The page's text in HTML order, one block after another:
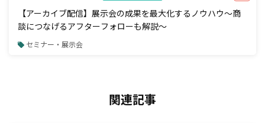
【アーカイブ配信】展示会の成果を最大化するノウハウ～商
談につなげるアフターフォローも解説～
セミナー・展示会
関連記事